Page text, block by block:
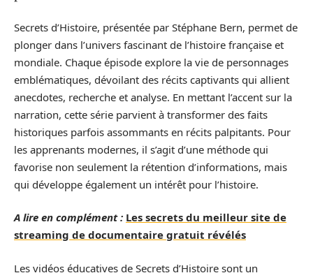
Secrets d’Histoire, présentée par Stéphane Bern, permet de
plonger dans l’univers fascinant de l’histoire française et
mondiale. Chaque épisode explore la vie de personnages
emblématiques, dévoilant des récits captivants qui allient
anecdotes, recherche et analyse. En mettant l’accent sur la
narration, cette série parvient à transformer des faits
historiques parfois assommants en récits palpitants. Pour
les apprenants modernes, il s’agit d’une méthode qui
favorise non seulement la rétention d’informations, mais
qui développe également un intérêt pour l’histoire.
A lire en complément : Les secrets du meilleur site de
streaming de documentaire gratuit révélés
Les vidéos éducatives de Secrets d’Histoire sont un